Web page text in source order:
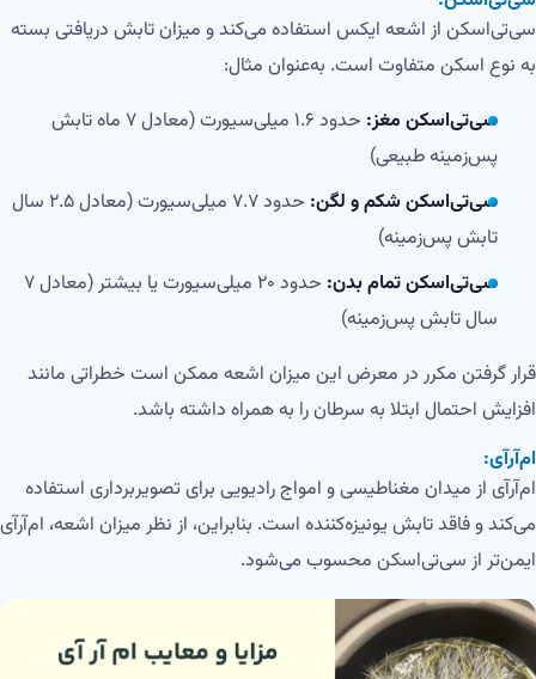
سی‌تی‌اسکن از اشعه ایکس استفاده می‌کند و میزان تابش دریافتی بسته
به نوع اسکن متفاوت است. به‌عنوان مثال:
سی‌تی‌اسکن مغز:
حدود ۱.۶ میلی‌سیورت (معادل ۷ ماه تابش
پس‌زمینه طبیعی)
سی‌تی‌اسکن شکم و لگن:
حدود ۷.۷ میلی‌سیورت (معادل ۲.۵ سال
تابش پس‌زمینه)
سی‌تی‌اسکن تمام بدن:
حدود ۲۰ میلی‌سیورت یا بیشتر (معادل ۷
سال تابش پس‌زمینه)
قرار گرفتن مکرر در معرض این میزان اشعه ممکن است خطراتی مانند
افزایش احتمال ابتلا به سرطان را به همراه داشته باشد.
ام‌آر‌آی:
ام‌آر‌آی از میدان مغناطیسی و امواج رادیویی برای تصویربرداری استفاده
می‌کند و فاقد تابش یونیزه‌کننده است. بنابراین، از نظر میزان اشعه، ام‌آر‌آی
ایمن‌تر از سی‌تی‌اسکن محسوب می‌شود.